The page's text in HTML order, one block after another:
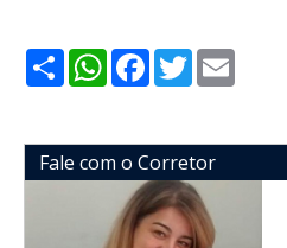
ShareWhatsApp
Facebook
Twitter
Fale com o Corretor